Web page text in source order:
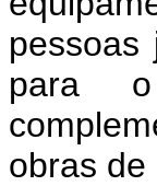
pessoas
para o
obras de